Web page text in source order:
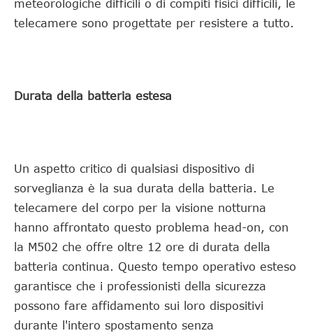
meteorologiche difficili o di compiti fisici difficili, le
telecamere sono progettate per resistere a tutto.
Durata della batteria estesa
Un aspetto critico di qualsiasi dispositivo di
sorveglianza è la sua durata della batteria. Le
telecamere del corpo per la visione notturna
hanno affrontato questo problema head-on, con
la M502 che offre oltre 12 ore di durata della
batteria continua. Questo tempo operativo esteso
garantisce che i professionisti della sicurezza
possono fare affidamento sui loro dispositivi
durante l'intero spostamento senza